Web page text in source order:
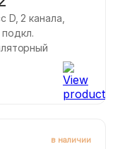
D, 2 канала,
в наличии